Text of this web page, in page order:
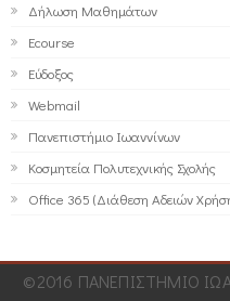
Δήλωση Μαθημάτων
Ecourse
Εύδοξος
Webmail
Πανεπιστήμιο Ιωαννίνων
Κοσμητεία Πολυτεχνικής Σχολής
Office 365 (Διάθεση Αδειών
©2016 ΠΑΝΕΠΙΣΤΗΜΙΟ